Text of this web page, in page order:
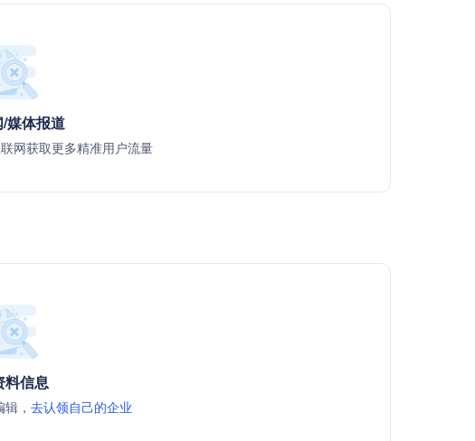
媒体报道
网获取更多精准用户流量
料信息
， 去认领自己的企业